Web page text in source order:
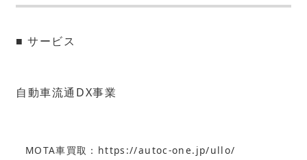
■ サービス
自動車流通DX事業
MOTA車買取： https://autoc-one.jp/ullo/